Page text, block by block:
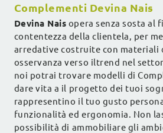
Complementi Devina Nais
Devina Nais opera senza sosta al
contentezza della clientela, per
arredative costruite con materiali
osservanza verso iltrend nel
noi potrai trovare modelli di
dare vita a il progetto dei tuoi
rappresentino il tuo gusto
funzionalità ed ergonomia. Non
possibilità di ammobiliare gli